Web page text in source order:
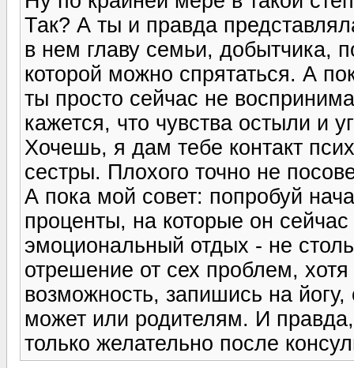
Так? А ты и правда
в нем главу семьи, добытчика,
которой можно спрятаться. А
ты просто сейчас не
кажется, что чувства остыли и
Хочешь, я дам тебе контакт
сестры. Плохого точно не
А пока мой совет: попробуй
проценты, на которые он
эмоциональный отдых - не
отрешение от сех проблем,
возможность, запишись на
может или родителям. И
только желательно после